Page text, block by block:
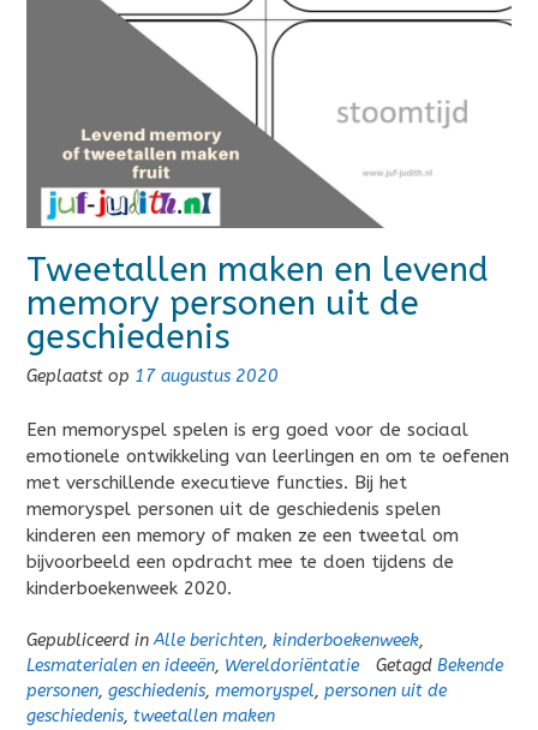
Tweetallen maken en levend
memory personen uit de
geschiedenis
Geplaatst op 17 augustus 2020
Een memoryspel spelen is erg goed voor de sociaal
emotionele ontwikkeling van leerlingen en om te oefenen
met verschillende executieve functies. Bij het
memoryspel personen uit de geschiedenis spelen
kinderen een memory of maken ze een tweetal om
bijvoorbeeld een opdracht mee te doen tijdens de
kinderboekenweek 2020.
Gepubliceerd inAlle berichten, kinderboekenweek,
Lesmaterialen en ideeën, Wereldoriëntatie Getagd Bekende
personen, geschiedenis, memoryspel, personen uit de
geschiedenis, tweetallen maken